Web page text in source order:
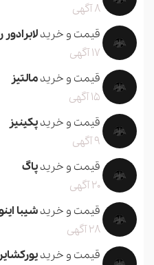
8 آگهی
قیمت و خریدلابرادور
17 آگهی
قیمت و خریدمالتیز
15 آگهی
قیمت و خریدپکینیز
9 آگهی
قیمت و خریدپاگ
20 آگهی
قیمت و خریدشیبا
28 آگهی
قیمت و خرید